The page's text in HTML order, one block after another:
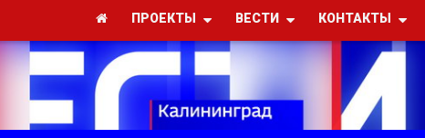
ПРОЕКТЫ ВЕСТИ КОНТАКТЫ